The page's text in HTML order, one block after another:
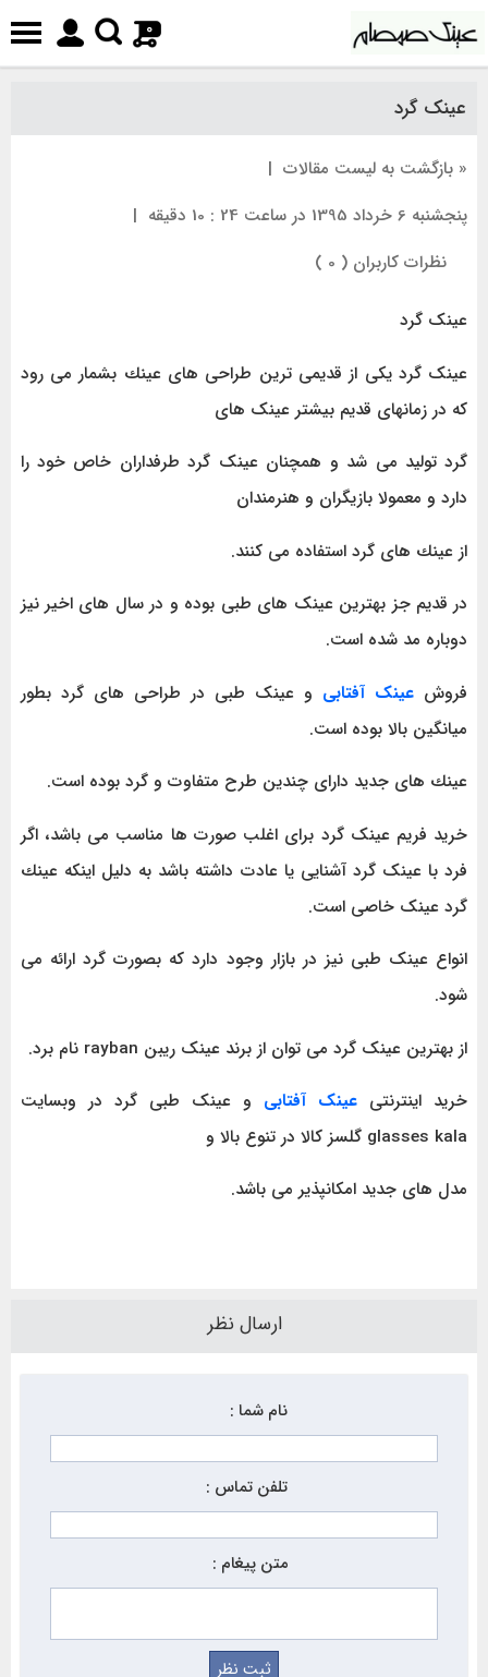
0
عینک گرد
« بازگشت به لیست مقالات |
پنجشنبه 6 خرداد 1395 در ساعت 24 : 10 دقیقه
|
نظرات کاربران ( 0 )
عینک گرد
عینک گرد یکی از قدیمی ترین طراحی های عینك بشمار می رود
که در زمانهای قدیم بیشتر عینک های
گرد تولید می شد و همچنان عینک گرد طرفداران خاص خود را
دارد و معمولا بازیگران و هنرمندان
از عینك های گرد استفاده می کنند.
در قدیم جز بهترین عینک های طبی بوده و در سال های اخیر نیز
دوباره مد شده است.
فروش عینک آفتابی و عینک طبی در طراحی های گرد بطور
میانگین بالا بوده است.
عینك های جدید دارای چندین طرح متفاوت و گرد بوده است.
خرید فریم عینک گرد برای اغلب صورت ها مناسب می باشد، اگر
فرد با عینک گرد آشنایی یا عادت داشته باشد به دلیل اینکه عینك
گرد عینک خاصی است.
انواع عینک طبی نیز در بازار وجود دارد که بصورت گرد ارائه می
شود.
از بهترین عینک گرد می توان از برند عینک ریبن rayban نام برد.
خرید اینترنتی عینک آفتابی و عینک طبی گرد در وبسایت
glasses kala گلسز کالا در تنوع بالا و
مدل های جدید امکانپذیر می باشد.
ارسال نظر
نام شما :
تلفن تماس :
متن پیغام :